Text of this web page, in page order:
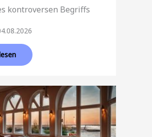
kontroversen Begriffs